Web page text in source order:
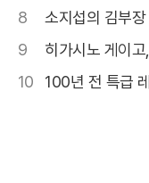
8
소지섭의 김부
9
히가시노 게이
10
100년 전 특급